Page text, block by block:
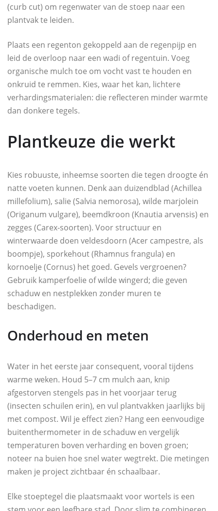
(curb cut) om regenwater van de stoep naar een
plantvak te leiden.
Plaats een regenton gekoppeld aan de regenpijp en
leid de overloop naar een wadi of regentuin. Voeg
organische mulch toe om vocht vast te houden en
onkruid te remmen. Kies, waar het kan, lichtere
verhardingsmaterialen: die reflecteren minder warmte
dan donkere tegels.
Plantkeuze die werkt
Kies robuuste, inheemse soorten die tegen droogte én
natte voeten kunnen. Denk aan duizendblad (Achillea
millefolium), salie (Salvia nemorosa), wilde marjolein
(Origanum vulgare), beemdkroon (Knautia arvensis) en
zegges (Carex-soorten). Voor structuur en
winterwaarde doen veldesdoorn (Acer campestre, als
boompje), sporkehout (Rhamnus frangula) en
kornoelje (Cornus) het goed. Gevels vergroenen?
Gebruik kamperfoelie of wilde wingerd; die geven
schaduw en nestplekken zonder muren te
beschadigen.
Onderhoud en meten
Water in het eerste jaar consequent, vooral tijdens
warme weken. Houd 5–7 cm mulch aan, knip
afgestorven stengels pas in het voorjaar terug
(insecten schuilen erin), en vul plantvakken jaarlijks bij
met compost. Wil je effect zien? Hang een eenvoudige
buitenthermometer in de schaduw en vergelijk
temperaturen boven verharding en boven groen;
noteer na buien hoe snel water wegtrekt. Die metingen
maken je project zichtbaar én schaalbaar.
Elke stoeptegel die plaatsmaakt voor wortels is een